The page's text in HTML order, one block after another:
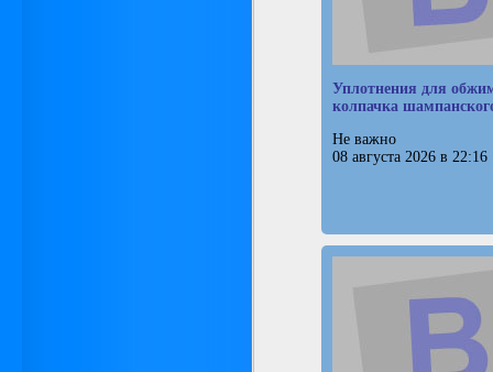
Уплотнения для
колпачка
Не важно
08 августа 2026 в 22:16